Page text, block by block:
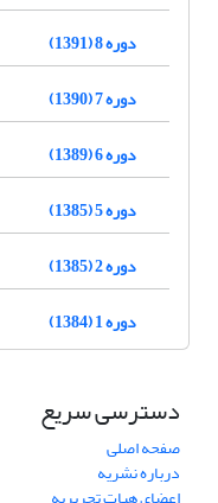
دوره 8 (1391)
دوره 7 (1390)
دوره 6 (1389)
دوره 5 (1385)
دوره 2 (1385)
دوره 1 (1384)
دسترسی سریع
صفحه اصلی
درباره نشریه